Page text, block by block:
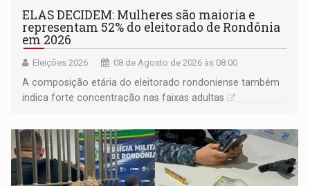
ELAS DECIDEM: Mulheres são maioria e
representam 52% do eleitorado de Rondônia
em 2026
Eleições 2026 08 de Agosto de 2026 às 08:00
A composição etária do eleitorado rondoniense também
indica forte concentração nas faixas adultas